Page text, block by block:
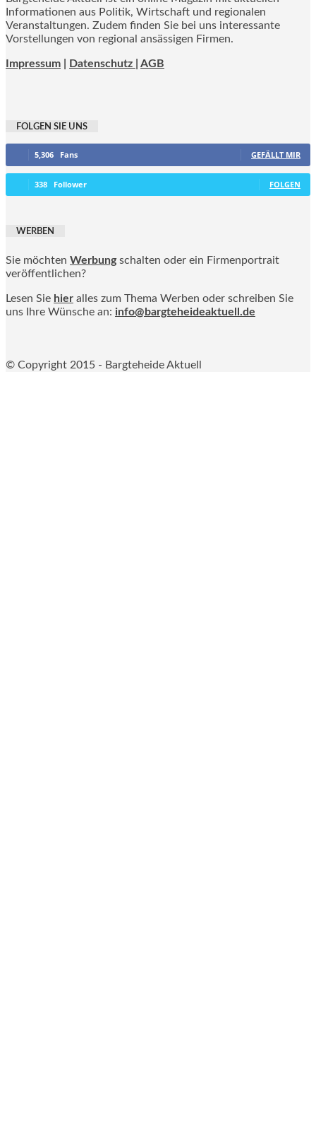
Informationen aus Politik, Wirtschaft und regionalen
Veranstaltungen. Zudem finden Sie bei uns interessante
Vorstellungen von regional ansässigen Firmen.
Impressum Datenschutz | AGB
FOLGEN SIE UNS
5,306 Fans GEFÄLLT MIR
338 Follower FOLGEN
WERBEN
Sie möchten Werbung schalten oder ein Firmenportrait
veröffentlichen?
Lesen Sie hier alles zum Thema Werben oder schreiben Sie
uns Ihre Wünsche an: info@bargteheideaktuell.de
© Copyright 2015 - Bargteheide Aktuell